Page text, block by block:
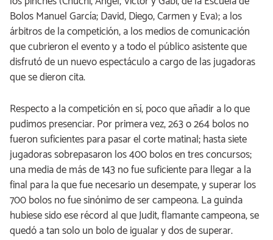
Bolos Manuel García; David, Diego, Carmen y Eva); a los
árbitros de la competición, a los medios de comunicación
que cubrieron el evento y a todo el público asistente que
disfrutó de un nuevo espectáculo a cargo de las jugadoras
que se dieron cita.
Respecto a la competición en sí, poco que añadir a lo que
pudimos presenciar. Por primera vez, 263 o 264 bolos no
fueron suficientes para pasar el corte matinal; hasta siete
jugadoras sobrepasaron los 400 bolos en tres concursos;
una media de más de 143 no fue suficiente para llegar a la
final para la que fue necesario un desempate, y superar los
700 bolos no fue sinónimo de ser campeona. La guinda
hubiese sido ese récord al que Judit, flamante campeona, se
quedó a tan solo un bolo de igualar y dos de superar.